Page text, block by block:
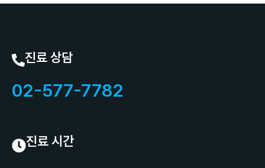
진료 상담
02-577-7782
진료 시간